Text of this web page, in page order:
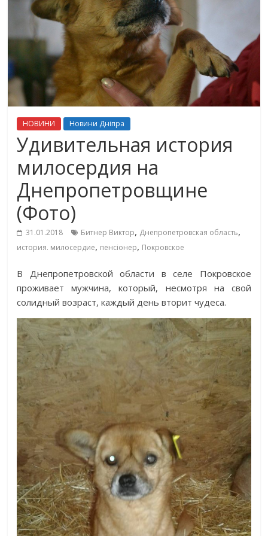
НОВИНИ Новини Дніпра
Удивительная история
милосердия на
Днепропетровщине
(Фото)
31.01.2018 Битнер Виктор, Днепропетровская область,
история. милосердие, пенсіонер, Покровское
В Днепропетровской области в селе Покровское
проживает мужчина, который, несмотря на свой
солидный возраст, каждый день вторит чудеса.